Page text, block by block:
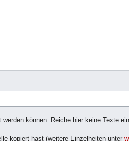
können. Reiche hier keine Texte
kopiert hast (weitere Einzelheiten unter